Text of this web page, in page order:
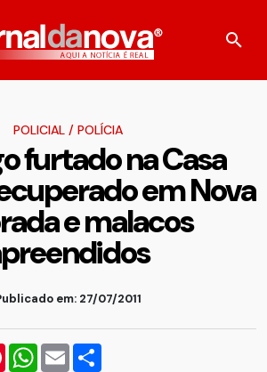
POLICIAL/ POLÍCIA
furtado na Casa
em Nova
e malacos
em: 27/07/2011
PinterestWhatsApp
Email